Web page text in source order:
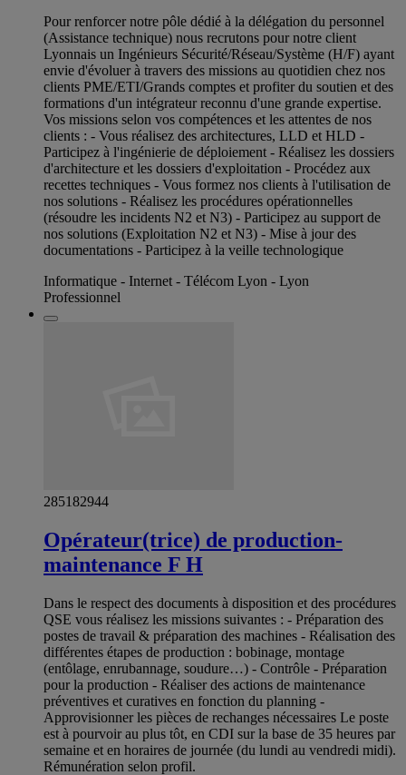
Pour renforcer notre pôle dédié à la délégation du personnel
(Assistance technique) nous recrutons pour notre client
Lyonnais un Ingénieurs Sécurité/Réseau/Système (H/F) ayant
envie d'évoluer à travers des missions au quotidien chez nos
clients PME/ETI/Grands comptes et profiter du soutien et des
formations d'un intégrateur reconnu d'une grande expertise.
Vos missions selon vos compétences et les attentes de nos
clients : - Vous réalisez des architectures, LLD et HLD -
Participez à l'ingénierie de déploiement - Réalisez les dossiers
d'architecture et les dossiers d'exploitation - Procédez aux
recettes techniques - Vous formez nos clients à l'utilisation de
nos solutions - Réalisez les procédures opérationnelles
(résoudre les incidents N2 et N3) - Participez au support de
nos solutions (Exploitation N2 et N3) - Mise à jour des
documentations - Participez à la veille technologique
Informatique - Internet - Télécom Lyon - Lyon
Professionnel
285182944
Opérateur(trice) de production-
maintenance F H
Dans le respect des documents à disposition et des procédures
QSE vous réalisez les missions suivantes : - Préparation des
postes de travail & préparation des machines - Réalisation des
différentes étapes de production : bobinage, montage
(entôlage, enrubannage, soudure…) - Contrôle - Préparation
pour la production - Réaliser des actions de maintenance
préventives et curatives en fonction du planning -
Approvisionner les pièces de rechanges nécessaires Le poste
est à pourvoir au plus tôt, en CDI sur la base de 35 heures par
semaine et en horaires de journée (du lundi au vendredi midi).
Rémunération selon profil.